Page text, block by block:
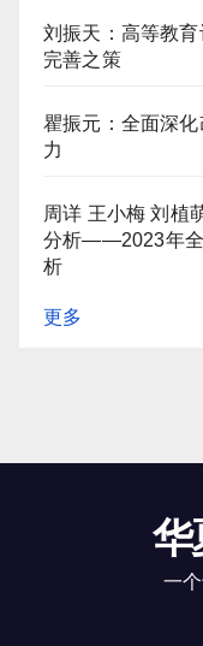
刘振天：高等教
完善之策
瞿振元：全面深化
力
周详 王小梅 刘植
分析——2023年全
析
更多
华
一